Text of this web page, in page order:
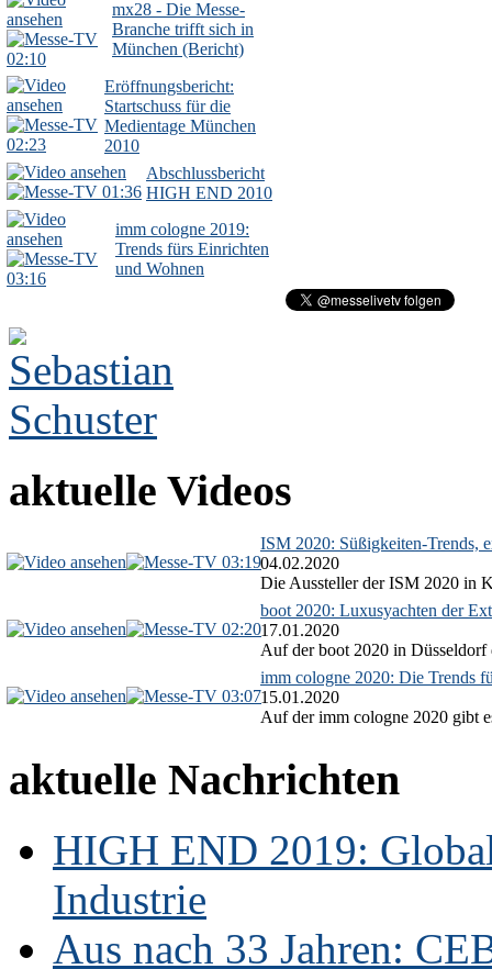
02:10
mx28 - Die Messe-
Branche trifft sich in
München (Bericht)
02:23
Eröffnungsbericht:
Startschuss für die
Medientage München
2010
01:36
Abschlussbericht
HIGH END 2010
03:16
imm cologne 2019:
Trends fürs Einrichten
und Wohnen
aktuelle Videos
03:19
ISM 2020: Süßigkeiten-Trends,
04.02.2020
Die Aussteller der ISM 2020 in
02:20
boot 2020: Luxusyachten der
17.01.2020
Auf der boot 2020 in Düsseldorf
03:07
imm cologne 2020: Die Trends
15.01.2020
Auf der imm cologne 2020 gibt
aktuelle Nachrichten
HIGH END 2019:
Industrie
Aus nach 33 Jahren: